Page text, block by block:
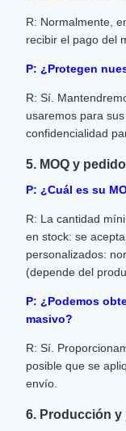
R: Normalmente,
recibir el pago del
P: ¿Protegen
R: Sí.
usaremos para
confidencialidad
5. MOQ y pedido
P: ¿Cuál es su
R: La cantidad
en stock: se
personalizados:
(depende del
P: ¿Podemos
masivo?
R: Sí.
posible que se
envío.
6. Producción y